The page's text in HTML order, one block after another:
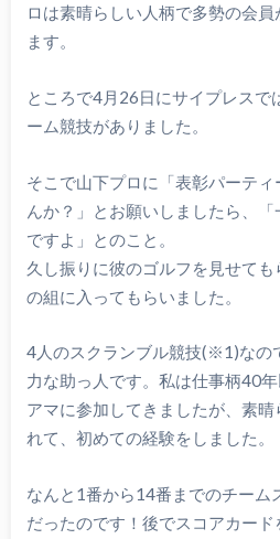
ロは素晴らしい人柄で多勢の会
ます。
ところで4月26日にサイプレスで
ーム競技がありました。
そこで山下プロに「表彰パーテ
んか？」とお願いしましたら、
ですよ」とのこと。
久し振りに彼のゴルフを見せて
の組に入ってもらいました。
4人のスクランブル競技(※1)なの
力な助っ人です。私は仕事柄40
アマに参加してきましたが、素
れて、初めての経験をしました。
なんと1番から14番までのチーム
だったのです！後でスコアカード